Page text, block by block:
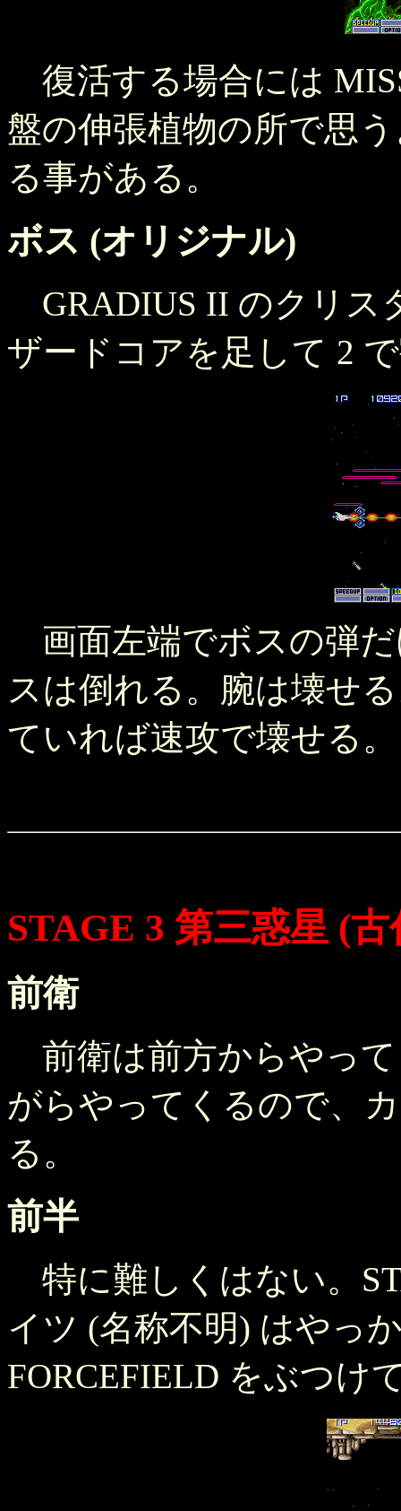
復活する場合には
盤の伸張植物の所で思
る事がある。
ボス (オリジナル)
GRADIUS II のクリス
ザードコアを足して 2
画面左端でボスの弾
スは倒れる。腕は壊せ
ていれば速攻で壊せる。
STAGE 3 第三惑星 (
前衛
前衛は前方からやっ
がらやってくるので、
る。
前半
特に難しくはない。
イツ (名称不明) はやっ
FORCEFIELD をぶつけ